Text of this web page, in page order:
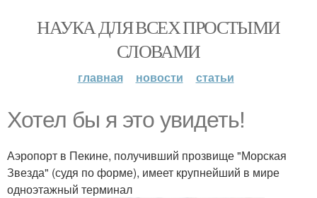
НАУКА ДЛЯ ВСЕХ ПРОСТЫМИ
СЛОВАМИ
главная новости статьи
Хотел бы я это увидеть!
Аэропорт в Пекине, получивший прозвище "Морская
Звезда" (судя по форме), имеет крупнейший в мире
одноэтажный терминал